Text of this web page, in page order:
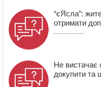
“єЯсла”:
отримати
Не вистачає
докупити та